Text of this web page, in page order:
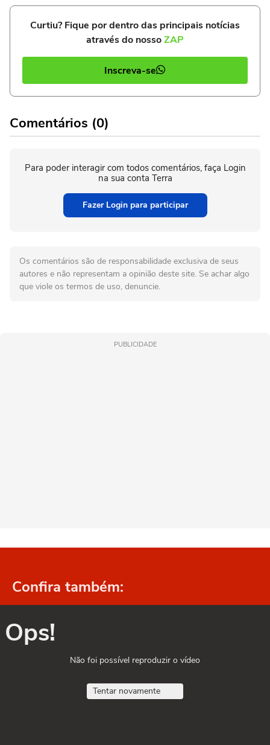
Curtiu? Fique por dentro das principais notícias
através do nossoZAP
Inscreva-se
Comentários (0)
Para poder interagir com todos comentários, faça Login
na sua conta Terra
Fazer Login para participar
Os comentários são de responsabilidade exclusiva de seus
autores e não representam a opinião deste site. Se achar algo
que viole os termos de uso, denuncie.
PUBLICIDADE
Confira também:
Ops!
Não foi possível reproduzir o vídeo
Tentar novamente